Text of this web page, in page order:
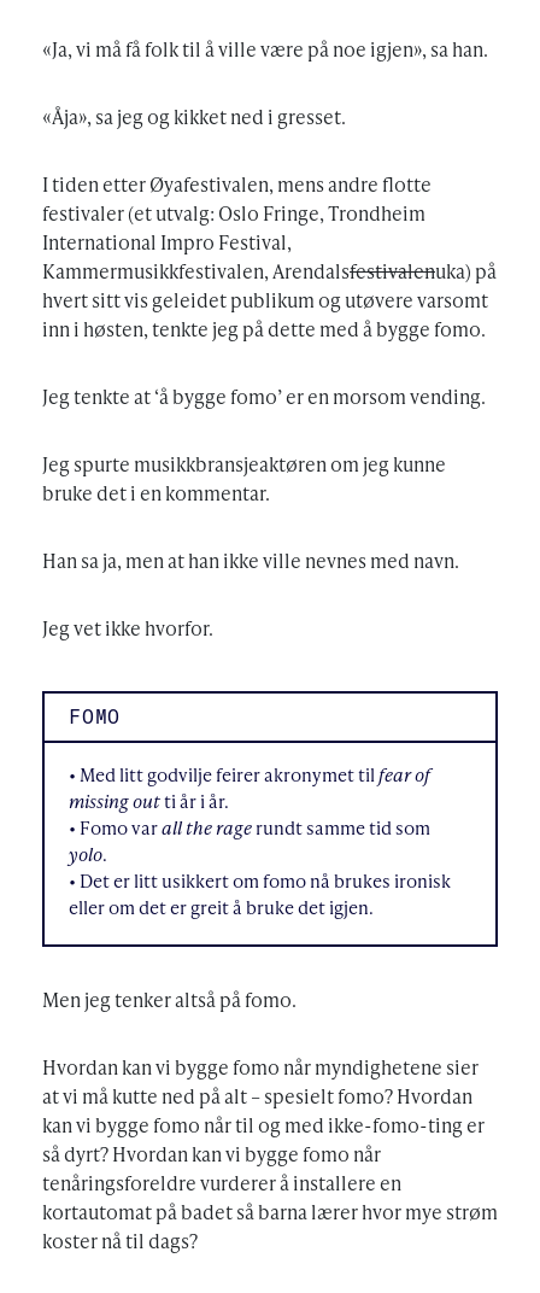
«Ja, vi må få folk til å ville være på noe igjen», sa han.
«Åja», sa jeg og kikket ned i gresset.
I tiden etter Øyafestivalen, mens andre flotte
festivaler (et utvalg: Oslo Fringe, Trondheim
International Impro Festival,
Kammermusikkfestivalen, Arendalsfestivalenuka) på
hvert sitt vis geleidet publikum og utøvere varsomt
inn i høsten, tenkte jeg på dette med å bygge fomo.
Jeg tenkte at ‘å bygge fomo’ er en morsom vending.
Jeg spurte musikkbransjeaktøren om jeg kunne
bruke det i en kommentar.
Han sa ja, men at han ikke ville nevnes med navn.
Jeg vet ikke hvorfor.
FOMO
• Med litt godvilje feirer akronymet tilfear of
missing outti år i år.
• Fomo varall the ragerundt samme tid som
yolo.
• Det er litt usikkert om fomo nå brukes ironisk
eller om det er greit å bruke det igjen.
Men jeg tenker altså på fomo.
Hvordan kan vi bygge fomo når myndighetene sier
at vi må kutte ned på alt – spesielt fomo? Hvordan
kan vi bygge fomo når til og med ikke-fomo-ting er
så dyrt? Hvordan kan vi bygge fomo når
tenåringsforeldre vurderer å installere en
kortautomat på badet så barna lærer hvor mye strøm
koster nå til dags?